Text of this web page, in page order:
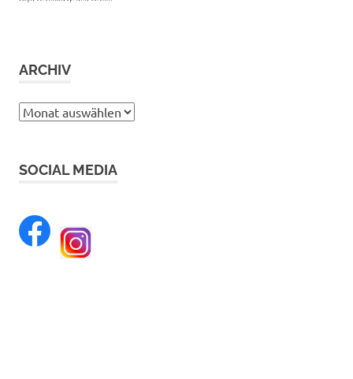
ARCHIV
Archiv
SOCIAL MEDIA